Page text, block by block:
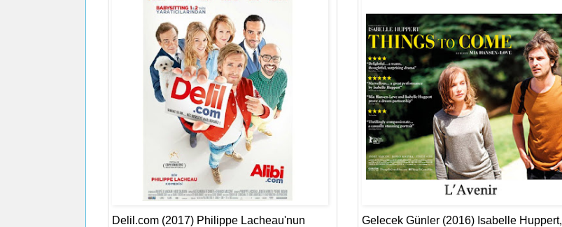
Delil.com (2017) Philippe Lacheau'nun
Gelecek Günler (2016) Isabelle Huppert,